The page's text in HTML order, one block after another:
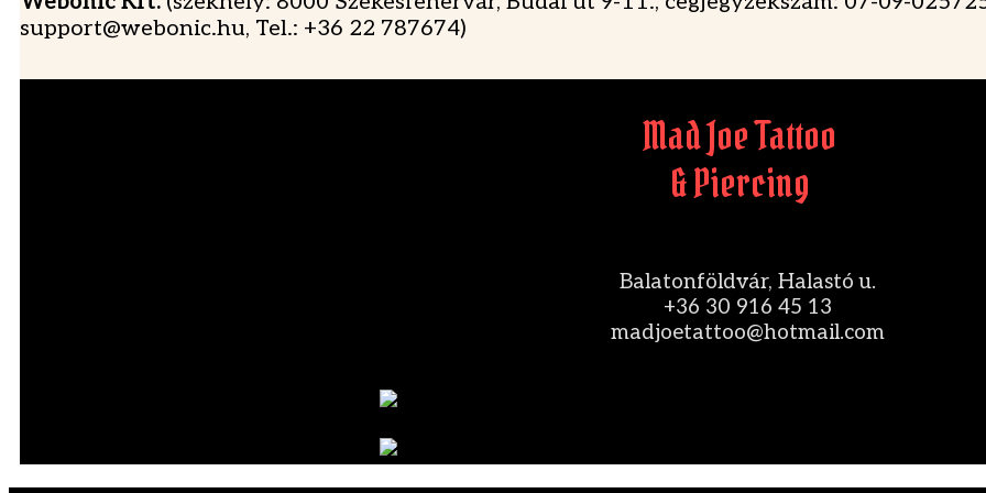
support@webonic.hu, Tel.: +36 22 787674)
Mad Joe Tattoo
& Piercing
Balatonföldvár, Halastó u.
+36 30 916 45 13
madjoetattoo@hotmail.com